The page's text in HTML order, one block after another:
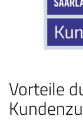
Vorteile